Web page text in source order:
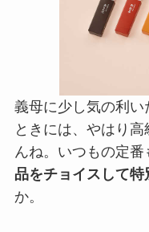
義母に少し気の利
ときには、やはり
んね。いつもの定番
品をチョイスして特
か。